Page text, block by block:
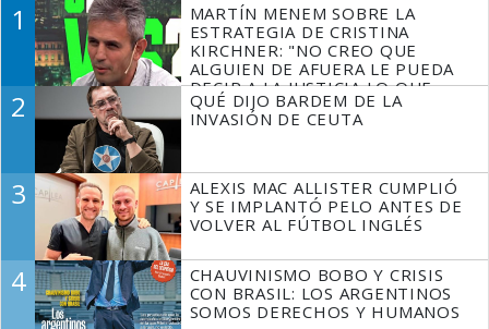
1
MARTÍN MENEM SOBRE LA
ESTRATEGIA DE CRISTINA
KIRCHNER: "NO CREO QUE
ALGUIEN DE AFUERA LE PUEDA
DECIR A LA JUSTICIA LO QUE
TIENE QUE HACER"
2
QUÉ DIJO BARDEM DE LA
INVASIÓN DE CEUTA
3
ALEXIS MAC ALLISTER CUMPLIÓ
Y SE IMPLANTÓ PELO ANTES DE
VOLVER AL FÚTBOL INGLÉS
4
CHAUVINISMO BOBO Y CRISIS
CON BRASIL: LOS ARGENTINOS
SOMOS DERECHOS Y HUMANOS